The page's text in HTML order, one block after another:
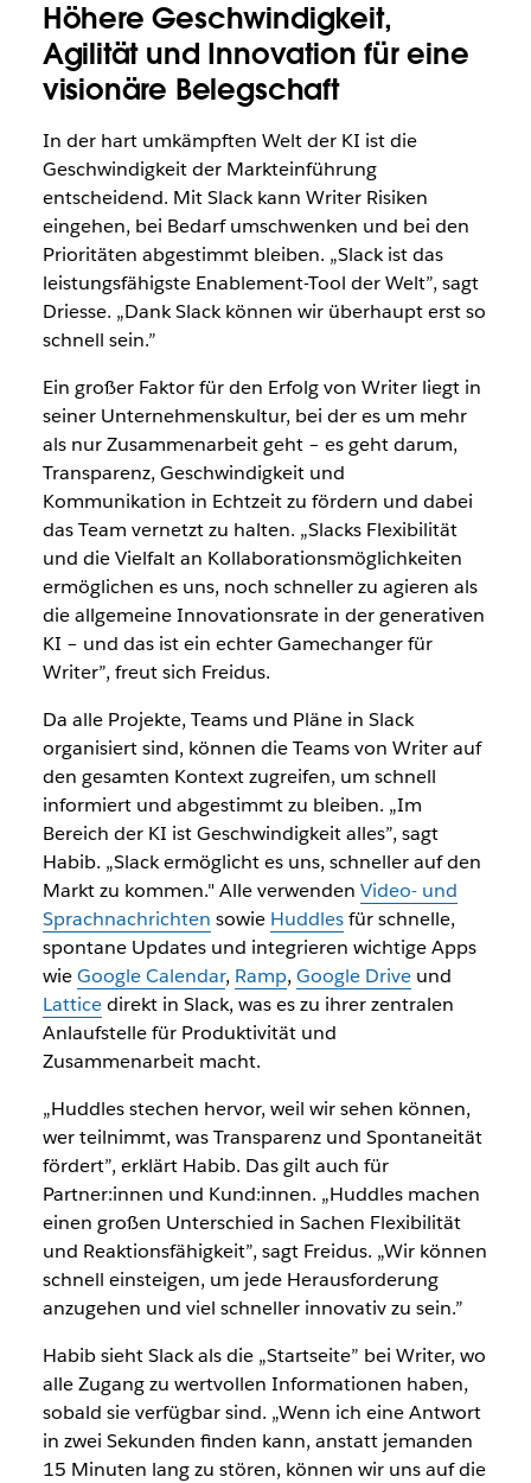
Höhere Geschwindigkeit,
Agilität und Innovation für eine
visionäre Belegschaft
In der hart umkämpften Welt der KI ist die
Geschwindigkeit der Markteinführung
entscheidend. Mit Slack kann Writer Risiken
eingehen, bei Bedarf umschwenken und bei den
Prioritäten abgestimmt bleiben. „Slack ist das
leistungsfähigste Enablement-Tool der Welt”, sagt
Driesse. „Dank Slack können wir überhaupt erst so
schnell sein.”
Ein großer Faktor für den Erfolg von Writer liegt in
seiner Unternehmenskultur, bei der es um mehr
als nur Zusammenarbeit geht – es geht darum,
Transparenz, Geschwindigkeit und
Kommunikation in Echtzeit zu fördern und dabei
das Team vernetzt zu halten. „Slacks Flexibilität
und die Vielfalt an Kollaborationsmöglichkeiten
ermöglichen es uns, noch schneller zu agieren als
die allgemeine Innovationsrate in der generativen
KI – und das ist ein echter Gamechanger für
Writer”, freut sich Freidus.
Da alle Projekte, Teams und Pläne in Slack
organisiert sind, können die Teams von Writer auf
den gesamten Kontext zugreifen, um schnell
informiert und abgestimmt zu bleiben. „Im
Bereich der KI ist Geschwindigkeit alles”, sagt
Habib. „Slack ermöglicht es uns, schneller auf den
Markt zu kommen." Alle verwenden Video- und
Sprachnachrichten sowie Huddlesfür schnelle,
spontane Updates und integrieren wichtige Apps
wieGoogle Calendar, Ramp, Google Driveund
Latticedirekt in Slack, was es zu ihrer zentralen
Anlaufstelle für Produktivität und
Zusammenarbeit macht.
„Huddles stechen hervor, weil wir sehen können,
wer teilnimmt, was Transparenz und Spontaneität
fördert”, erklärt Habib. Das gilt auch für
Partner:innen und Kund:innen. „Huddles machen
einen großen Unterschied in Sachen Flexibilität
und Reaktionsfähigkeit”, sagt Freidus. „Wir können
schnell einsteigen, um jede Herausforderung
anzugehen und viel schneller innovativ zu sein.”
Habib sieht Slack als die „Startseite” bei Writer, wo
alle Zugang zu wertvollen Informationen haben,
sobald sie verfügbar sind. „Wenn ich eine Antwort
in zwei Sekunden finden kann, anstatt jemanden
15 Minuten lang zu stören, können wir uns auf die